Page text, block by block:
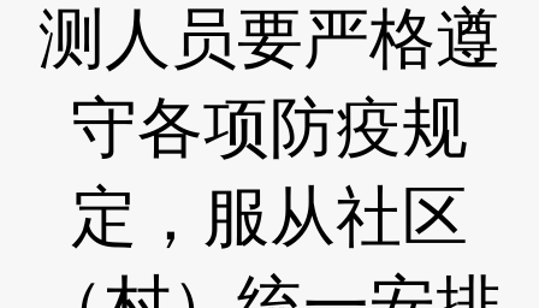
测人员要严格遵
守各项防疫规
定，服从社区